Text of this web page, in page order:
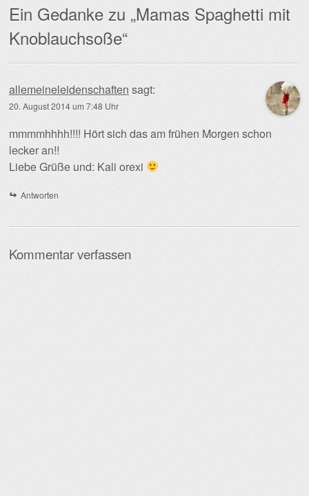
Ein Gedanke zu „Mamas Spaghetti mit
Knoblauchsoße“
allemeineleidenschaften sagt:
20. August 2014 um 7:48 Uhr
mmmmhhhh!!!! Hört sich das am frühen Morgen schon
lecker an!!
Liebe Grüße und: Kali orexi
Antworten
Kommentar verfassen